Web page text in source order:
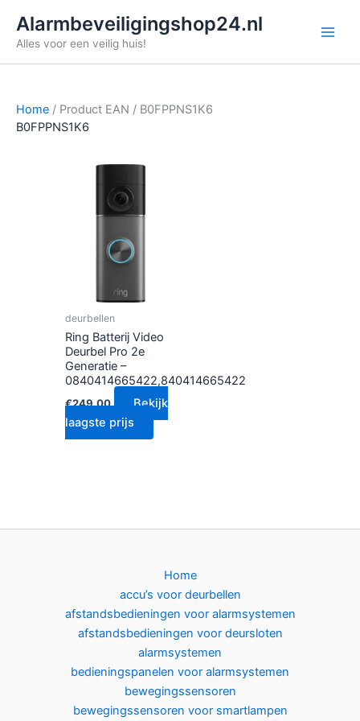
naar
inhoud
Alarmbeveiligingshop24.nl
Alles voor een veilig huis!
Home / Product EAN / B0FPPNS1K6
B0FPPNS1K6
deurbellen
Ring Batterij Video
Deurbel Pro 2e
Generatie –
0840414665422,840414665422
€249.00
Bekijk
laagste prijs
Home
accu’s voor deurbellen
afstandsbedieningen voor alarmsystemen
afstandsbedieningen voor deursloten
alarmsystemen
bedieningspanelen voor alarmsystemen
bewegingssensoren
bewegingssensoren voor smartlampen